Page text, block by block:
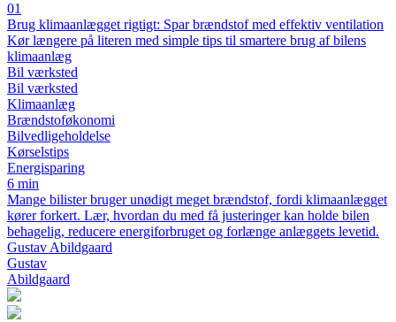
01
Brug klimaanlægget rigtigt: Spar brændstof med effektiv ventilation
Kør længere på literen med simple tips til smartere brug af bilens
klimaanlæg
Bil værksted
Bil værksted
Klimaanlæg
Brændstoføkonomi
Bilvedligeholdelse
Kørselstips
Energisparing
6 min
Mange bilister bruger unødigt meget brændstof, fordi klimaanlægget
kører forkert. Lær, hvordan du med få justeringer kan holde bilen
behagelig, reducere energiforbruget og forlænge anlæggets levetid.
Gustav Abildgaard
Gustav
Abildgaard